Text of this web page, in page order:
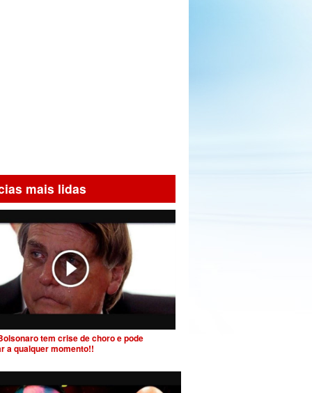
mais lidas
tem crise de choro e pode
a qualquer momento!!